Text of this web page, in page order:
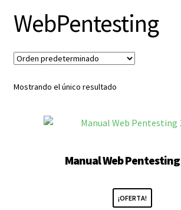
WebPentesting
Mostrando el único resultado
Manual Web Pentesting
¡OFERTA!